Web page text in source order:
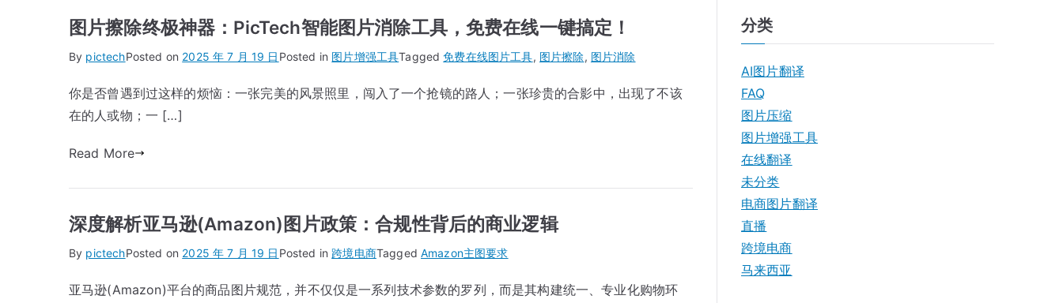
图片擦除终极神器：PicTech智能图片消除工具，免费在线一键搞定！
By pictechPosted on 2025 年 7 月 19 日 Posted in 图片增强工具Tagged免费在线图片工具, 图片擦除, 图片消除
你是否曾遇到过这样的烦恼：一张完美的风景照里，闯入了一个抢镜的路人；一张珍贵的合影中，出现了不该
在的人或物；一 […]
Read More
深度解析亚马逊(Amazon)图片政策：合规性背后的商业逻辑
By pictechPosted on 2025 年 7 月 19 日 Posted in跨境电商Tagged Amazon主图要求
亚马逊(Amazon)平台的商品图片规范，并不仅仅是一系列技术参数的罗列，而是其构建统一、专业化购物环
分类
AI图片翻译
FAQ
图片压缩
图片增强工具
在线翻译
未分类
电商图片翻译
直播
跨境电商
马来西亚